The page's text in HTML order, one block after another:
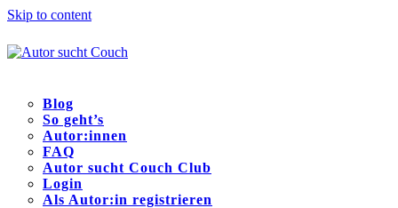
Skip to content
Blog
So geht’s
Autor:innen
FAQ
Autor sucht Couch Club
Login
Als Autor:in registrieren